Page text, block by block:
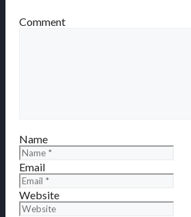
Comment
Name
Email
Website